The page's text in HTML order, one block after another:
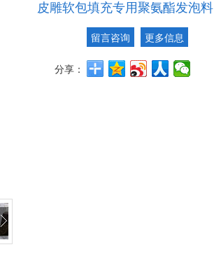
皮雕软包填充专用聚氨酯发泡料
留言咨询 更多信息
分享：